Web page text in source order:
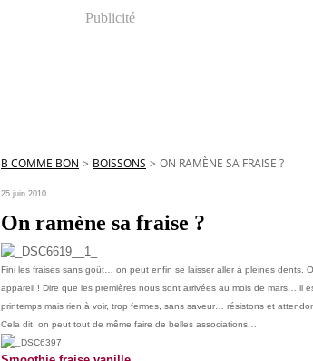
Publicité
B COMME BON > BOISSONS > ON RAMÈNE SA FRAISE ?
25 juin 2010
On ramène sa fraise ?
Fini les fraises sans goût… on peut enfin se laisser aller à pleines dents.
appareil ! Dire que les premières nous sont arrivées au mois de mars… il
printemps mais rien à voir, trop fermes, sans saveur… résistons et
Cela dit, on peut tout de même faire de belles associations…